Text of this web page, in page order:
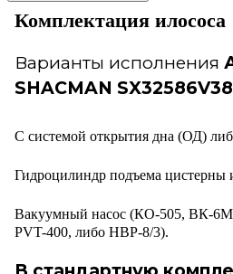
Комплектация илососа
Варианты исполнения
SHACMAN
С системой открытия дна (ОД)
Гидроцилиндр подъема цистерны
Вакуумный насос (КО-505, ВК-
PVT-400, либо HВР-8/3).